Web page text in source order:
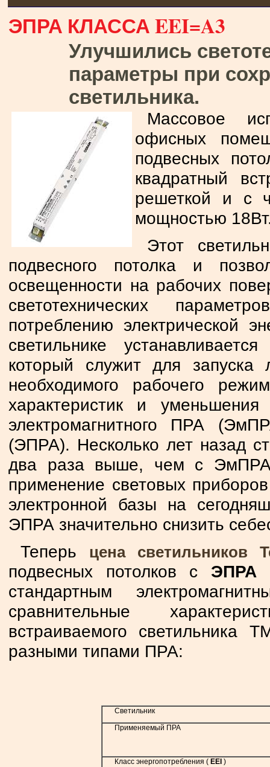
ЭПРА КЛАССА EEI=A3
Улучшились
параметры при
светильника.
Массовое
офисных
подвесных
квадратный
решеткой и с
мощностью
Этот
подвесного потолка и
освещенности на рабочих
светотехнических
потреблению электрической
светильнике
который служит для
необходимого рабочего
характеристик и уменьшения
электромагнитного ПРА
(ЭПРА). Несколько лет назад
два раза выше, чем с
применение световых
электронной базы на
ЭПРА значительно снизить
Теперь цена светильников
подвесных потолков с ЭПРА
стандартным
сравнительные
встраиваемого
разными типами ПРА:
Светильник
Применяемый ПРА
Класс энергопотребления ( EEI )